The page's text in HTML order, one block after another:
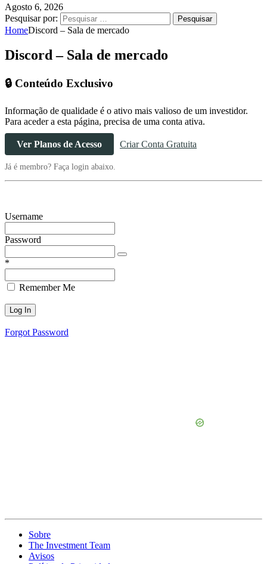
Agosto 6, 2026
Pesquisar por:
HomeDiscord – Sala de mercado
Discord – Sala de mercado
🔒 Conteúdo Exclusivo
Informação de qualidade é o ativo mais valioso de um investidor.
Para aceder a esta página, precisa de uma conta ativa.
Ver Planos de Acesso Criar Conta Gratuita
Já é membro? Faça login abaixo.
Username
Password
*
Remember Me
Forgot Password
Sobre
The Investment Team
Avisos